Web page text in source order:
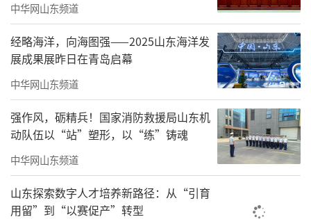
中华网山东频道
经略海洋，向海图强——2025山东海洋发
展成果展昨日在青岛启幕
中华网山东频道
强作风，砺精兵！国家消防救援局山东机
动队伍以“站”塑形，以“练”铸魂
中华网山东频道
山东探索数字人才培养新路径：从“引育
用留”到“以赛促产”转型